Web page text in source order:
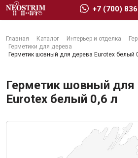
Главная Каталог Интерьер и отделка
Герметики для дерева
Герметик шовный для дерева Eurotex белый
Герметик шовный для
Eurotex белый 0,6 л
+7 (700)
Сухие строительные смеси
Изоляционные материалы